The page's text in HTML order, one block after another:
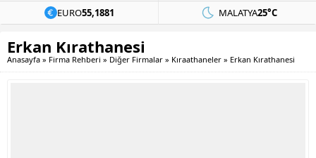
EURO55,1881 MALATYA25°C
Erkan Kırathanesi
Anasayfa » Firma Rehberi » Diğer Firmalar » Kıraathaneler » Erkan Kırathanesi